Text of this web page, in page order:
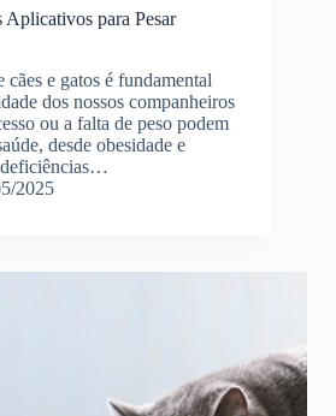
para Pesar
e gatos é fundamental
dos nossos companheiros
ou a falta de peso podem
desde obesidade e
deficiências…
2025